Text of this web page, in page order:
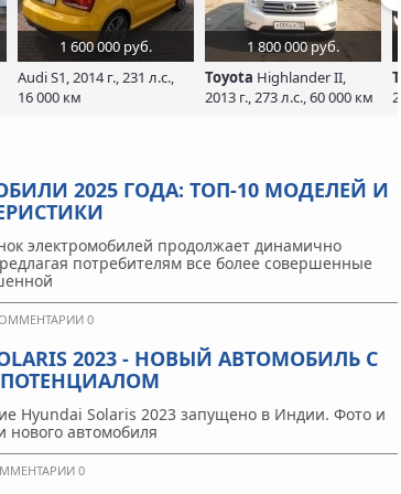
1 600 000 руб.
Аudi S1, 2014 г., 231 л.с.,
16 000 км
1 800 000 руб.
Toyota Highlander II,
2013 г., 273 л.с., 60 000 км
2025 ГОДА: ТОП-10 МОДЕЛЕЙ И
электромобилей продолжает динамично
потребителям все более совершенные
0
2023 - НОВЫЙ АВТОМОБИЛЬ С
Hyundai Solaris 2023 запущено в Индии. Фото и
нового автомобиля
0